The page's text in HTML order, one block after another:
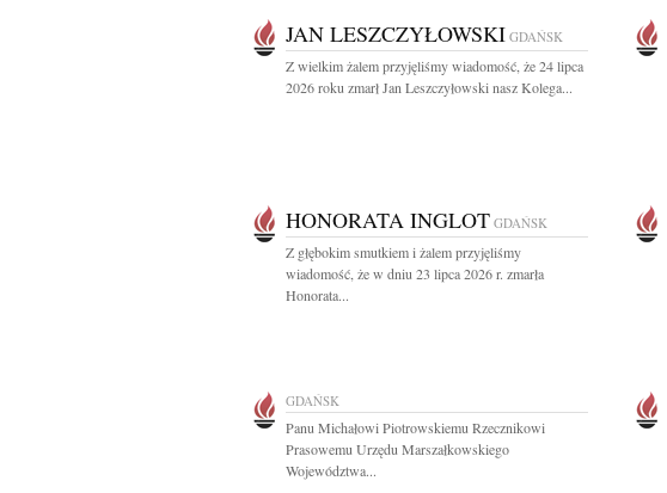
JAN LESZCZYŁOWSKI GDAŃSK
Z wielkim żalem przyjęliśmy wiadomość, że 24 lipca
2026 roku zmarł Jan Leszczyłowski nasz Kolega...
HONORATA INGLOT GDAŃSK
Z głębokim smutkiem i żalem przyjęliśmy
wiadomość, że w dniu 23 lipca 2026 r. zmarła
Honorata...
GDAŃSK
Panu Michałowi Piotrowskiemu Rzecznikowi
Prasowemu Urzędu Marszałkowskiego
Województwa...